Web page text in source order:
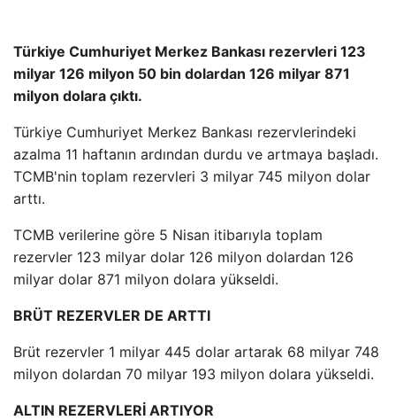
Türkiye Cumhuriyet Merkez Bankası rezervleri 123
milyar 126 milyon 50 bin dolardan 126 milyar 871
milyon dolara çıktı.
Türkiye Cumhuriyet Merkez Bankası rezervlerindeki
azalma 11 haftanın ardından durdu ve artmaya başladı.
TCMB'nin toplam rezervleri 3 milyar 745 milyon dolar
arttı.
TCMB verilerine göre 5 Nisan itibarıyla toplam
rezervler 123 milyar dolar 126 milyon dolardan 126
milyar dolar 871 milyon dolara yükseldi.
BRÜT REZERVLER DE ARTTI
Brüt rezervler 1 milyar 445 dolar artarak 68 milyar 748
milyon dolardan 70 milyar 193 milyon dolara yükseldi.
ALTIN ​​REZERVLERİ ARTIYOR